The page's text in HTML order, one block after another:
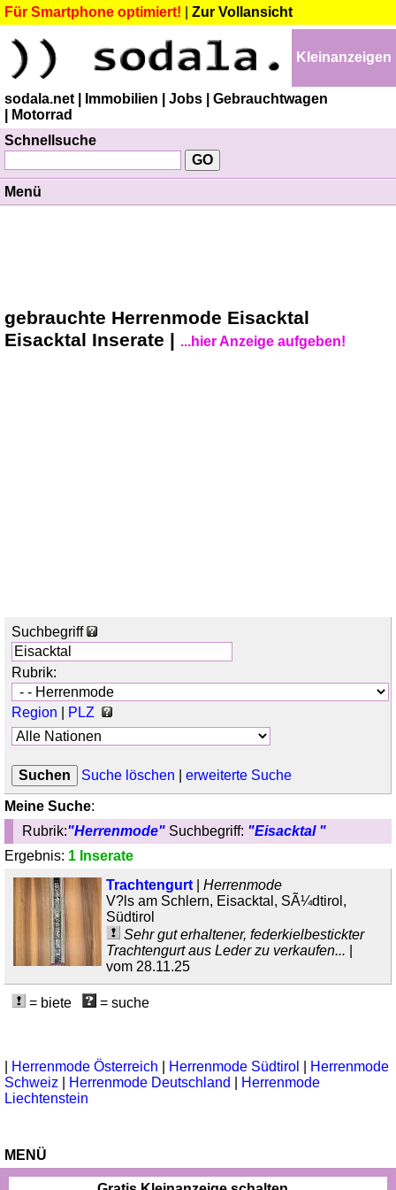
Für Smartphone optimiert! Zur Vollansicht
Kleinanzeigen
sodala.net | Immobilien | Jobs
| Gebrauchtwagen
| Motorrad
Schnellsuche
Menü
gebrauchte Herrenmode Eisacktal
Eisacktal Inserate | ...hier Anzeige aufgeben!
Suchbegriff
Rubrik:
Region PLZ
Suche löschen erweiterte Suche
Meine Suche:
Rubrik:"Herrenmode" Suchbegriff: "Eisacktal "
Ergebnis: 1 Inserate
Trachtengurt
Herrenmode
V?ls am Schlern, Eisacktal, SÃ¼dtirol,
Südtirol
Sehr gut erhaltener, federkielbestickter
Trachtengurt aus Leder zu verkaufen...
vom 28.11.25
= biete = suche
Herrenmode Österreich Herrenmode Südtirol
Herrenmode
Schweiz
Herrenmode Deutschland
Herrenmode
Liechtenstein
MENÜ